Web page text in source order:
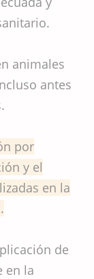
animales
antes
por
y el
en la
de
en la